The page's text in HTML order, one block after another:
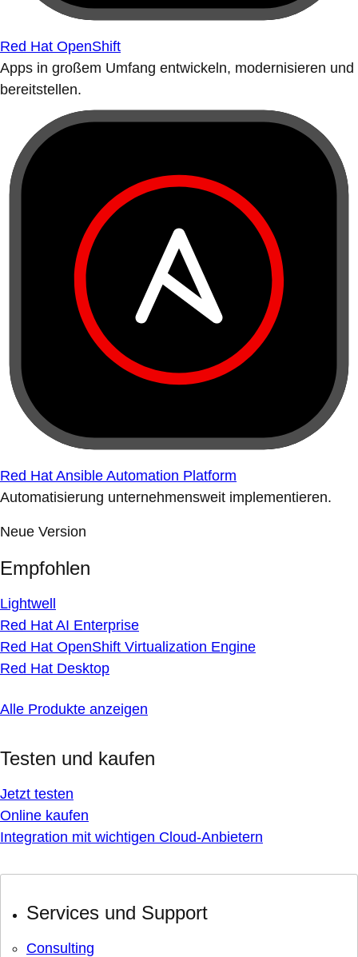
Red Hat OpenShift
Apps in großem Umfang entwickeln, modernisieren und
bereitstellen.
Red Hat Ansible Automation Platform
Automatisierung unternehmensweit implementieren.
Neue Version
Empfohlen
Lightwell
Red Hat AI Enterprise
Red Hat OpenShift Virtualization Engine
Red Hat Desktop
Alle Produkte anzeigen
Testen und kaufen
Jetzt testen
Online kaufen
Integration mit wichtigen Cloud-Anbietern
Services und Support
Consulting